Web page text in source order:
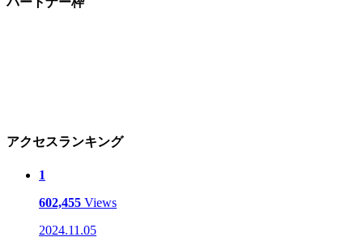
アクセスランキング
1
602,455 Views
2024.11.05